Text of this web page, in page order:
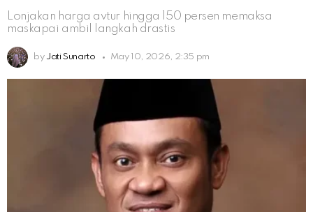
Lonjakan harga avtur hingga 150 persen memaksa
maskapai ambil langkah drastis
by Jati Sunarto May 10, 2026, 2:35 pm